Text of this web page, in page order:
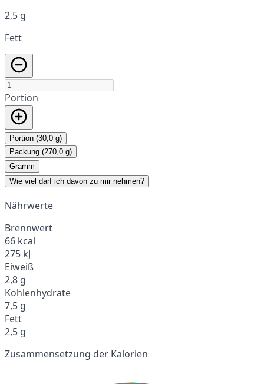
2,5 g
Fett
Portion
Portion (30,0 g)
Packung (270,0 g)
Gramm
Wie viel darf ich davon zu mir nehmen?
Nährwerte
Brennwert
66 kcal
275 kJ
Eiweiß
2,8 g
Kohlenhydrate
7,5 g
Fett
2,5 g
Zusammensetzung der Kalorien